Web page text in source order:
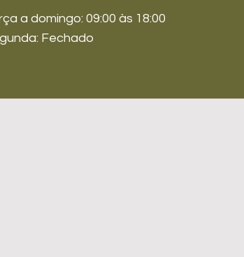
a domingo: 09:00 às 18:00
Fechado